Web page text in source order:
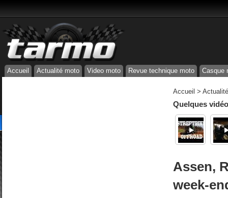
Accueil Actualité moto Video moto Revue technique moto Casque
Accueil >
Quelques
Assen,
week-